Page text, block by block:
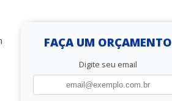
FAÇA UM ORÇAMENTO
Digite seu email